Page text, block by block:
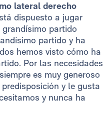
lateral derecho
dispuesto a jugar
partido
partido y ha
hemos visto cómo ha
Por las necesidades
es muy generoso
y le gusta
y nunca ha